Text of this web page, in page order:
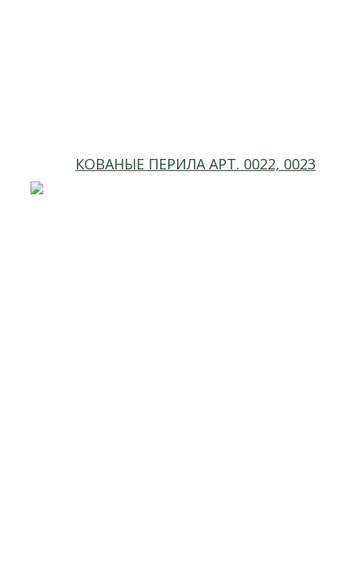
КОВАНЫЕ ПЕРИЛА АРТ. 0022, 0023